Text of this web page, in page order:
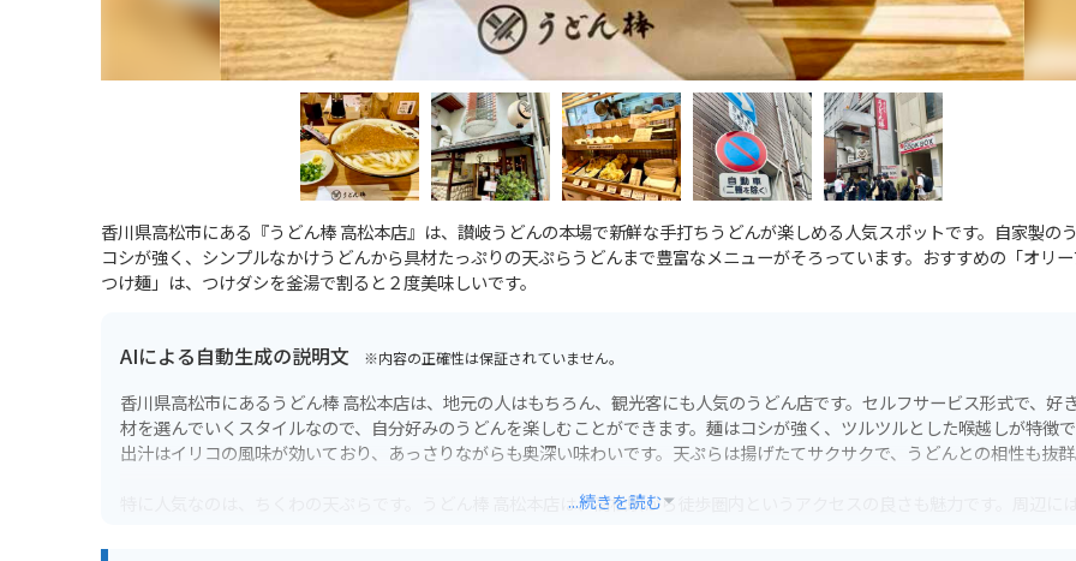
香川県高松市にある『うどん棒 高松本店』は、讃岐うどんの本場で新鮮な手打ちうどんが楽しめる人気スポットです。自家製の
コシが強く、シンプルなかけうどんから具材たっぷりの天ぷらうどんまで豊富なメニューがそろっています。おすすめの「オリ
つけ麺」は、つけダシを釜湯で割ると２度美味しいです。
AIによる自動生成の説明文 ※内容の正確性は保証されていません。
香川県高松市にあるうどん棒 高松本店は、地元の人はもちろん、観光客にも人気のうどん店です。セルフサービス形式で、好
材を選んでいくスタイルなので、自分好みのうどんを楽しむことができます。麺はコシが強く、ツルツルとした喉越しが特徴で
出汁はイリコの風味が効いており、あっさりながらも奥深い味わいです。天ぷらは揚げたてサクサクで、うどんとの相性も抜群
特に人気なのは、ちくわの天ぷらです。うどん棒 高松本店は、高松駅から徒歩圏内というアクセスの良さも魅力です。周辺には
...続きを読む